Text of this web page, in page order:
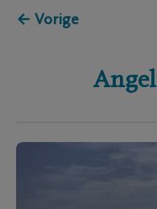
← Vorige